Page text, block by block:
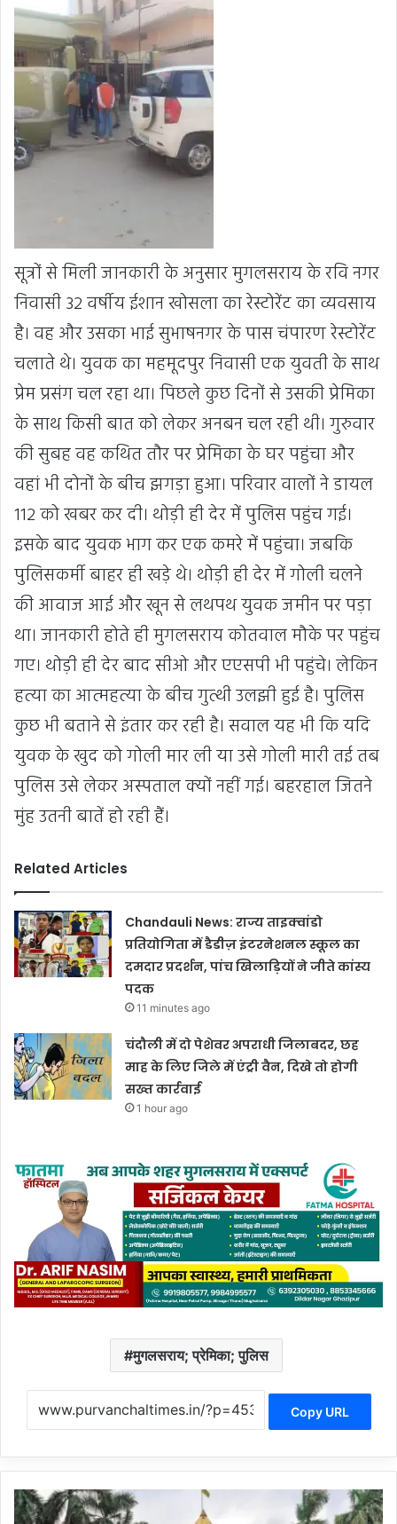
सूत्रों से मिली जानकारी के अनुसार मुगलसराय के रवि नगर
निवासी 32 वर्षीय ईशान खोसला का रेस्टोरेंट का व्यवसाय
है। वह और उसका भाई सुभाषनगर के पास चंपारण रेस्टोरेंट
चलाते थे। युवक का महमूदपुर निवासी एक युवती के साथ
प्रेम प्रसंग चल रहा था। पिछले कुछ दिनों से उसकी प्रेमिका
के साथ किसी बात को लेकर अनबन चल रही थी। गुरुवार
की सुबह वह कथित तौर पर प्रेमिका के घर पहुंचा और
वहां भी दोनों के बीच झगड़ा हुआ। परिवार वालों ने डायल
112 को खबर कर दी। थोड़ी ही देर में पुलिस पहुंच गई।
इसके बाद युवक भाग कर एक कमरे में पहुंचा। जबकि
पुलिसकर्मी बाहर ही खड़े थे। थोड़ी ही देर में गोली चलने
की आवाज आई और खून से लथपथ युवक जमीन पर पड़ा
था। जानकारी होते ही मुगलसराय कोतवाल मौके पर पहुंच
गए। थोड़ी ही देर बाद सीओ और एएसपी भी पहुंचे। लेकिन
हत्या का आत्महत्या के बीच गुत्थी उलझी हुई है। पुलिस
कुछ भी बताने से इंतार कर रही है। सवाल यह भी कि यदि
युवक के खुद को गोली मार ली या उसे गोली मारी तई तब
पुलिस उसे लेकर अस्पताल क्यों नहीं गई। बहरहाल जितने
मुंह उतनी बातें हो रही हैं।
Related Articles
Chandauli News: राज्य ताइक्वांडो
प्रतियोगिता में डैडीज़ इंटरनेशनल स्कूल का
दमदार प्रदर्शन, पांच खिलाड़ियों ने जीते कांस्य
पदक
11 minutes ago
चंदौली में दो पेशेवर अपराधी जिलाबदर, छह
माह के लिए जिले में एंट्री वैन, दिखे तो होगी
सख्त कार्रवाई
1 hour ago
मुगलसराय; प्रेमिका; पुलिस
Copy URL
बी
ए